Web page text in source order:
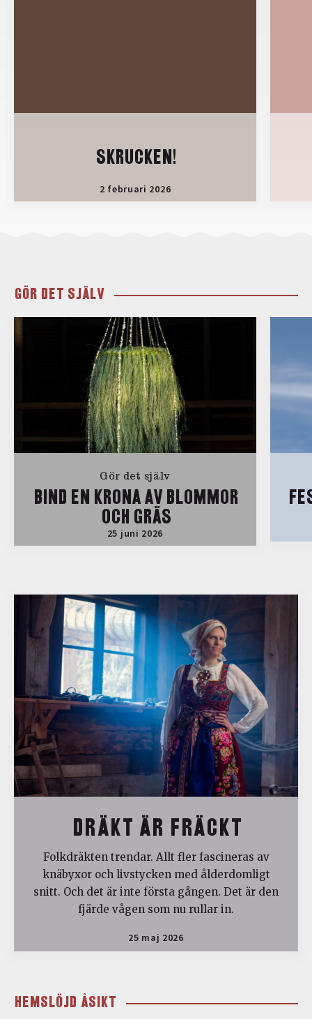
SKRUCKEN!
2 februari 2026
GÖR DET SJÄLV
Gör det själv
BIND EN KRONA AV BLOMMOR
OCH GRÄS
25 juni 2026
DRÄKT ÄR FRÄCKT
Folkdräkten trendar. Allt fler fascineras av
knäbyxor och livstycken med ålderdomligt
snitt. Och det är inte första gången. Det är den
fjärde vågen som nu rullar in.
25 maj 2026
HEMSLÖJD ÅSIKT